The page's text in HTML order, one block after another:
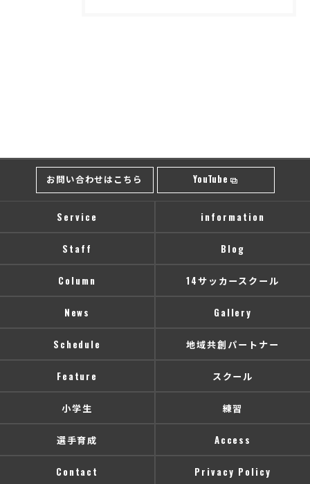
お問い合わせはこちら YouTube
Service information
Staff Blog
Column 14サッカースクール
News Gallery
Schedule 地域共創パートナー
Feature スクール
小学生 練習
選手育成 Access
Contact Privacy Policy